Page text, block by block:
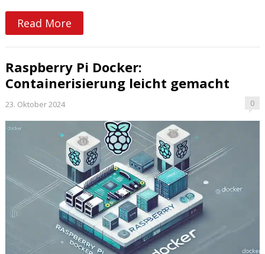
Read More
Raspberry Pi Docker:
Containerisierung leicht gemacht
23. Oktober 2024 0